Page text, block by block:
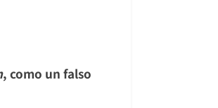
, como un falso